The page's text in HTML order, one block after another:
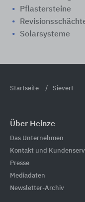
Pflastersteine
Solarsysteme
Startseite Sievert
Über Heinze
Das Unternehmen
Kontakt und
Presse
Mediadaten
Newsletter-Archiv